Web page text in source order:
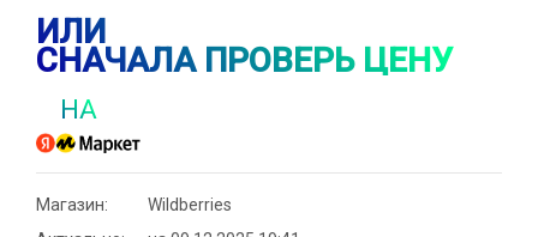
ИЛИ
СНАЧАЛА ПРОВЕРЬ ЦЕНУ
НА
Магазин:
Wildberries